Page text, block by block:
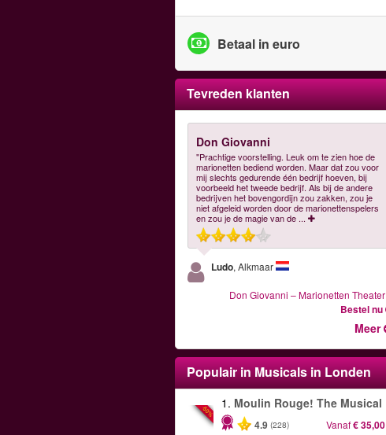
Betaal in euro
Tevreden klanten
Don Giovanni
"Prachtige voorstelling. Leuk om te zien hoe de
marionetten bediend worden. Maar dat zou voor
mij slechts gedurende één bedrijf hoeven, bij
voorbeeld het tweede bedrijf. Als bij de andere
bedrijven het bovengordijn zou zakken, zou je
niet afgeleid worden door de marionettenspelers
en zou je de magie van de ...
Ludo, Alkmaar
Don Giovanni – Marionetten Theater
Bestel nu
Meer
Populair in Musicals in Londen
-50%
1. Moulin Rouge! The Musical
4.9 (228) Vanaf€ 35,00